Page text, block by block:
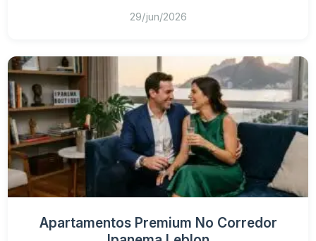
29/jun/2026
Apartamentos Premium No Corredor